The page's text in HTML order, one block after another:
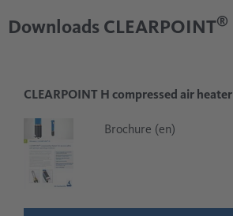
Downloads CLEARPOINT®
CLEARPOINT H compressed air heater
Brochure (en)